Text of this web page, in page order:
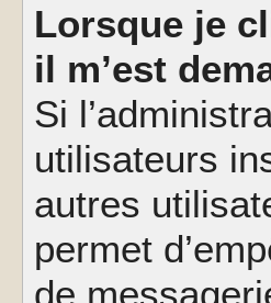
Lorsque je
il m’est
Si
utilisateurs
autres
permet
de